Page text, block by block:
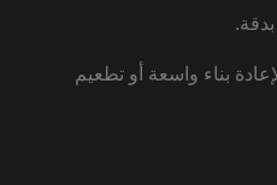
بناء واسعة أو تطعيم